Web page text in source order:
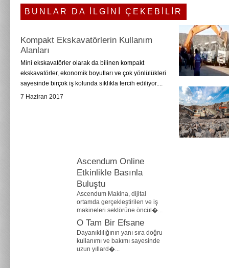
BUNLAR DA İLGİNİ ÇEKEBİLİR
Kompakt Ekskavatörlerin Kullanım
Alanları
Mini ekskavatörler olarak da bilinen kompakt
ekskavatörler, ekonomik boyutları ve çok yönlülükleri
sayesinde birçok iş kolunda sıklıkla tercih ediliyor....
7 Haziran 2017
Ascendum Online
Etkinlikle Basınla
Buluştu
Ascendum Makina, dijital
ortamda gerçekleştirilen ve iş
makineleri sektörüne öncül�...
O Tam Bir Efsane
Dayanıklılığının yanı sıra doğru
kullanımı ve bakımı sayesinde
uzun yıllard�...